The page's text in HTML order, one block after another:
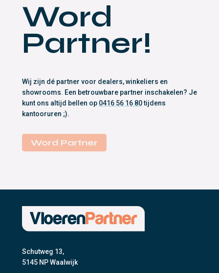
Word
Partner!
Wij zijn dé partner voor dealers, winkeliers en
showrooms. Een betrouwbare partner inschakelen? Je
kunt ons altijd bellen op 0416 56 16 80tijdens
kantooruren ;).
Word Partner
Schutweg 13,
5145 NP Waalwijk